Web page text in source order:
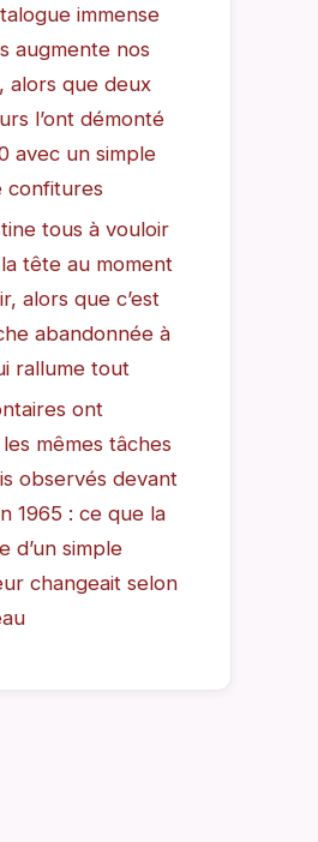
immense
augmente nos
alors que deux
l’ont démonté
avec un simple
confitures
tous à vouloir
tête au moment
alors que c’est
abandonnée à
rallume tout
ont
mêmes tâches
observés devant
1965 : ce que la
d’un simple
changeait selon